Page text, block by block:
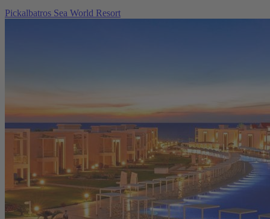
Pickalbatros Sea World Resort